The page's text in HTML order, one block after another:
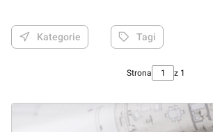
Kategorie Tagi
Strona z 1